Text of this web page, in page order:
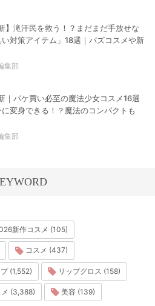
】滝汗民を救う！？まだまだ手放せな
対策アイテム」18選｜バズコスメや新
集部
｜パケ買い必至の魔法少女コスメ16選
変身できる！？魔法のコンパクトも
集部
新作コスメ (105)
コスメ (437)
(1,552) リップグロス (158)
(3,388) 美容 (139)